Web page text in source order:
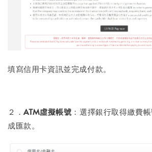
填寫信用卡資訊並完成付款。
２．ATM虛擬帳號 ：選擇銀行取得繳費
成匯款。